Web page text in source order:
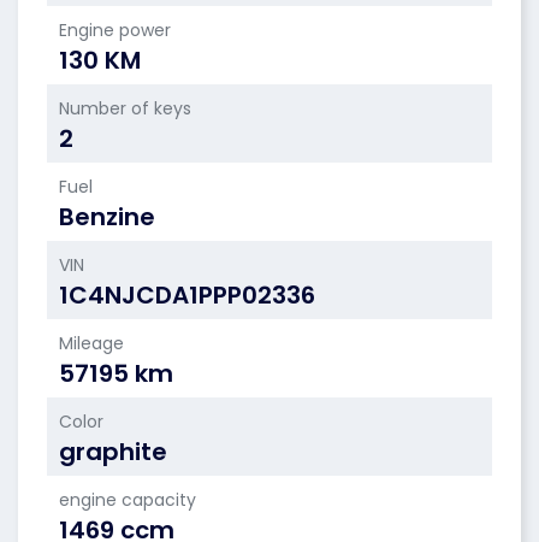
Engine power
130 KM
Number of keys
2
Fuel
Benzine
VIN
1C4NJCDA1PPP02336
Mileage
57195 km
Color
graphite
engine capacity
1469 ccm